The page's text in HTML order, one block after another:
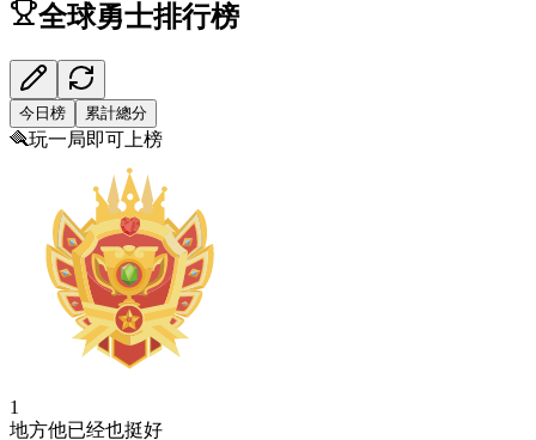
全球勇士排行榜
今日榜 累計總分
🪮玩一局即可上榜
1
地方他已经也挺好